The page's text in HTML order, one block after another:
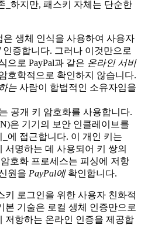
_하지만, 패스키 자체는 단순한
은 생체 인식을 사용하여 사용자
인증합니다. 그러나 이것만으로
으로 PayPal과 같은 온라인 서비
호학적으로 확인하지 않습니다.
는 사람이 합법적인 소유자임을
공개 키 암호화를 사용합니다.
은 기기의 보안 인클레이브를
에 접근합니다. 이 개인 키는
서명하는 데 사용되어 키 쌍의
호화 프로세스는 피싱에 저항
원을 PayPal에확인합니다.
키 로그인을 위한 사용자 친화적
본 기술은 로컬 생체 인증만으로
저항하는 온라인 인증을 제공합